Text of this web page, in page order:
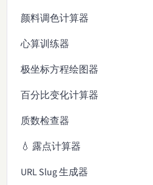
颜料调色计算器
心算训练器
极坐标方程绘图器
百分比变化计算器
质数检查器
💧 露点计算器
URL Slug 生成器